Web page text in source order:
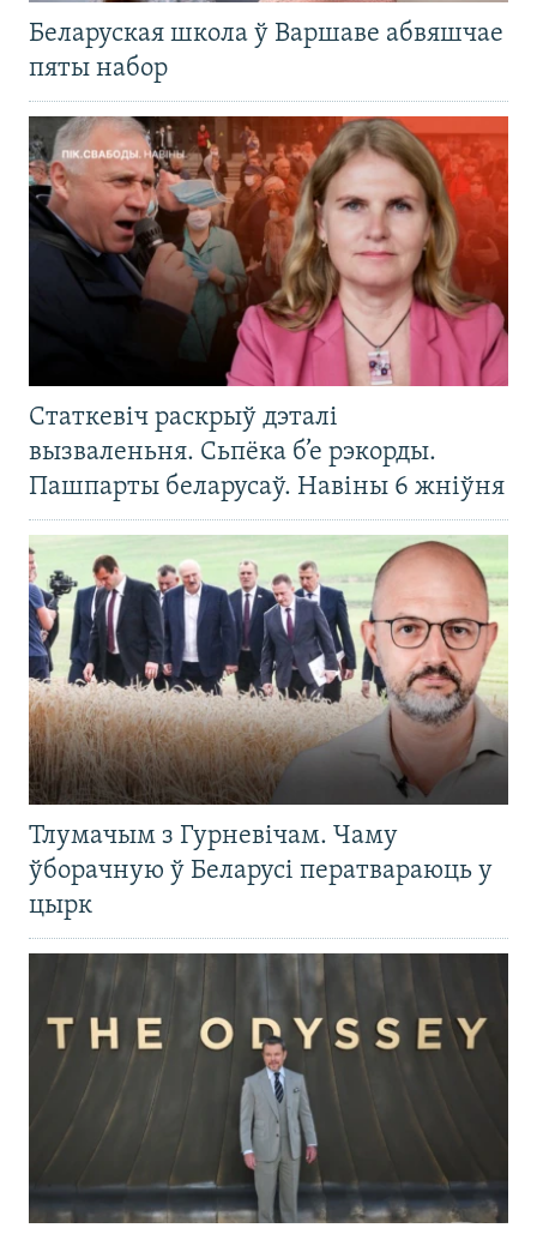
Беларуская школа ў Варшаве абвяшчае
пяты набор
Статкевіч раскрыў дэталі
вызваленьня. Сьпёка б’е рэкорды.
Пашпарты беларусаў. Навіны 6 жніўня
Тлумачым з Гурневічам. Чаму
ўборачную ў Беларусі ператвараюць у
цырк